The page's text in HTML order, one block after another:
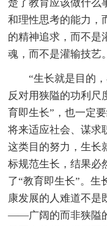
楚了教育应该做什么
和理性思考的能力，
的精神追求，而不是
魂，而不是灌输技艺。
“生长就是目的，
反对用狭隘的功利尺
育即生长”，也一定
将来适应社会、谋求
这类目的努力，生长
标规范生长，结果必
了“教育即生长”。生
康发展的人难道不是
——广阔的而非狭隘